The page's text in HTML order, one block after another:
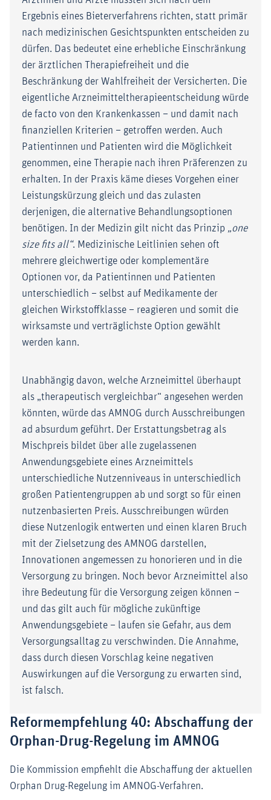
Ergebnis eines Bieterverfahrens richten, statt primär
nach medizinischen Gesichtspunkten entscheiden zu
dürfen. Das bedeutet eine erhebliche Einschränkung
der ärztlichen Therapiefreiheit und die
Beschränkung der Wahlfreiheit der Versicherten. Die
eigentliche Arzneimitteltherapieentscheidung würde
de facto von den Krankenkassen – und damit nach
finanziellen Kriterien – getroffen werden. Auch
Patientinnen und Patienten wird die Möglichkeit
genommen, eine Therapie nach ihren Präferenzen zu
erhalten. In der Praxis käme dieses Vorgehen einer
Leistungskürzung gleich und das zulasten
derjenigen, die alternative Behandlungsoptionen
benötigen. In der Medizin gilt nicht das Prinzip „one
size fits all“. Medizinische Leitlinien sehen oft
mehrere gleichwertige oder komplementäre
Optionen vor, da Patientinnen und Patienten
unterschiedlich – selbst auf Medikamente der
gleichen Wirkstoffklasse – reagieren und somit die
wirksamste und verträglichste Option gewählt
werden kann.
Unabhängig davon, welche Arzneimittel überhaupt
als „therapeutisch vergleichbar“ angesehen werden
könnten, würde das AMNOG durch Ausschreibungen
ad absurdum geführt. Der Erstattungsbetrag als
Mischpreis bildet über alle zugelassenen
Anwendungsgebiete eines Arzneimittels
unterschiedliche Nutzenniveaus in unterschiedlich
großen Patientengruppen ab und sorgt so für einen
nutzenbasierten Preis. Ausschreibungen würden
diese Nutzenlogik entwerten und einen klaren Bruch
mit der Zielsetzung des AMNOG darstellen,
Innovationen angemessen zu honorieren und in die
Versorgung zu bringen. Noch bevor Arzneimittel also
ihre Bedeutung für die Versorgung zeigen können –
und das gilt auch für mögliche zukünftige
Anwendungsgebiete – laufen sie Gefahr, aus dem
Versorgungsalltag zu verschwinden. Die Annahme,
dass durch diesen Vorschlag keine negativen
Auswirkungen auf die Versorgung zu erwarten sind,
ist falsch.
Reformempfehlung 40: Abschaffung der
Orphan-Drug-Regelung im AMNOG
Die Kommission empfiehlt die Abschaffung der aktuellen
Orphan Drug-Regelung im AMNOG-Verfahren.